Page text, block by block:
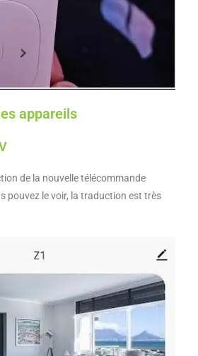
appareils
de la nouvelle télécommande
pouvez le voir, la traduction est très